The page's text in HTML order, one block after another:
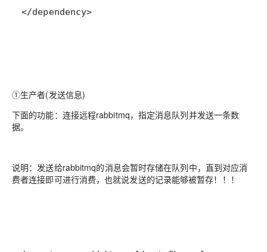
</dependency>
①生产者(发送信息)
下面的功能：连接远程rabbitmq，指定消息队列并发送一条数
据。
说明：发送给rabbitmq的消息会暂时存储在队列中，直到对应消
费者连接即可进行消费，也就说发送的记录能够被暂存！！！